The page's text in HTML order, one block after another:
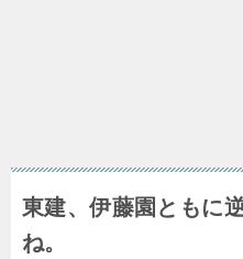
東建、伊藤園ともに
ね。